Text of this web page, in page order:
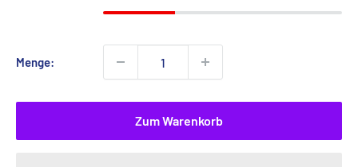
Menge:
Zum Warenkorb